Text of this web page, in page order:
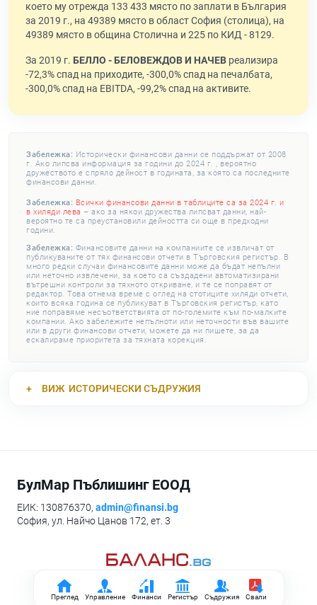
Преглед Управление Финанси Регистър Съдружия Свали
което му отрежда 133 433 място по заплати в България
за 2019 г., на 49389 място в област София (столица), на
49389 място в община Столична и 225 по КИД - 8129.
За 2019 г. БЕЛЛО - БЕЛОВЕЖДОВ И НАЧЕВ реализира
-72,3% спад на приходите, -300,0% спад на печалбата,
-300,0% спад на EBITDA, -99,2% спад на активите.
Забележка: Исторически финансови данни се поддържат от 2008
г. Ако липсва информация за години до 2024 г. , вероятно
дружеството е спряло дейност в годината, за която са последните
финансови данни.
Забележка: Всички финансови данни в таблиците са за 2024 г. и
в хиляди лева – ако за някои дружества липсват данни, най-
вероятно те са преустановили дейността си още в предходни
години.
Забележка: Финансовите данни на компаниите се извличат от
публикуваните от тях финансови отчети в Търговския регистър. В
много редки случаи финансовите данни може да бъдат непълни
или неточно извлечени, за което са създадени автоматизирани
вътрешни контроли за тяхното откриване, и те се поправят от
редактор. Това отнема време с оглед на стотиците хиляди отчети,
които всяка година се публикуват в Търговския регистър, като
ние поправяме несъответствията от по-големите към по-малките
компании. Ако забележите непълноти или неточности във вашите
или в други финансови отчети, можете да ни пишете, за да
ескалираме приоритета за тяхната корекция.
ВИЖ ИСТОРИЧЕСКИ СЪДРУЖИЯ
БулМар Пъблишинг ЕООД
ЕИК: 130876370, admin@finansi.bg
София, ул. Найчо Цанов 172, ет. 3